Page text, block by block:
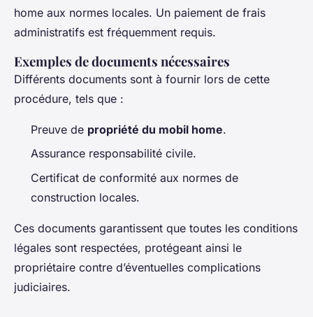
home aux normes locales. Un paiement de frais
administratifs est fréquemment requis.
Exemples de documents nécessaires
Différents documents sont à fournir lors de cette
procédure, tels que :
Preuve de propriété du mobil home.
Assurance responsabilité civile.
Certificat de conformité aux normes de
construction locales.
Ces documents garantissent que toutes les conditions
légales sont respectées, protégeant ainsi le
propriétaire contre d’éventuelles complications
judiciaires.